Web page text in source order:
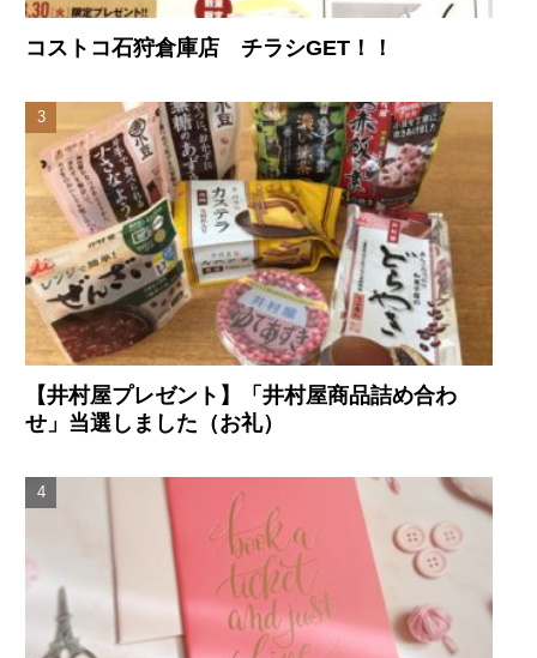
コストコ石狩倉庫店 チラシGET！！
【井村屋プレゼント】「井村屋商品詰め合わ
せ」当選しました（お礼）